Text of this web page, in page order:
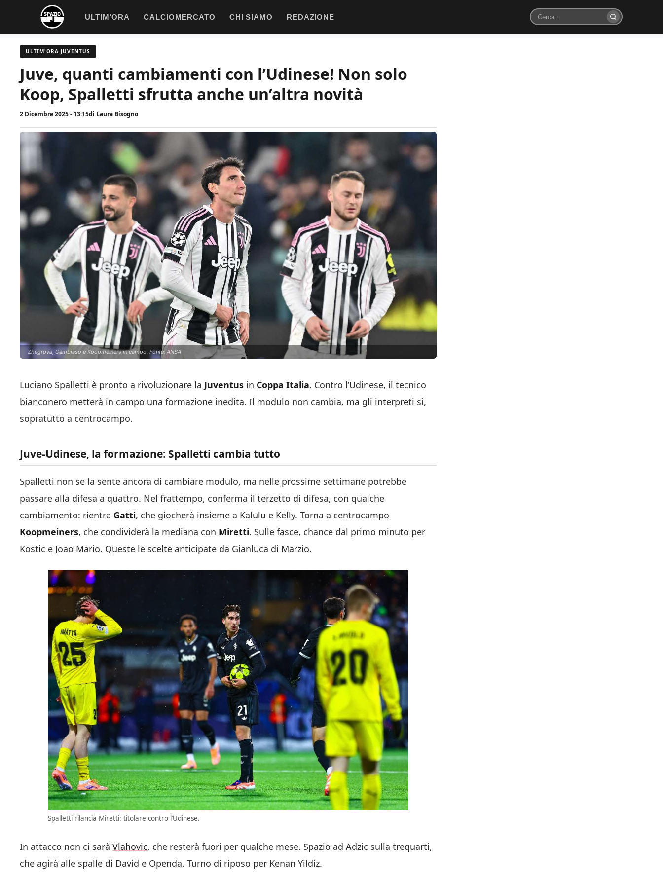
contenuto
ULTIM’ORA CALCIOMERCATO CHI SIAMO REDAZIONE
Cerca
ULTIM'ORA JUVENTUS
Juve, quanti cambiamenti con l’Udinese! Non solo
Koop, Spalletti sfrutta anche un’altra novità
2 Dicembre 2025 - 13:15di Laura Bisogno
Zhegrova, Cambiaso e Koopmeiners in campo. Fonte: ANSA
Luciano Spalletti è pronto a rivoluzionare la Juventus in Coppa Italia. Contro l’Udinese, il tecnico
bianconero metterà in campo una formazione inedita. Il modulo non cambia, ma gli interpreti si,
sopratutto a centrocampo.
Juve-Udinese, la formazione: Spalletti cambia tutto
Spalletti non se la sente ancora di cambiare modulo, ma nelle prossime settimane potrebbe
passare alla difesa a quattro. Nel frattempo, conferma il terzetto di difesa, con qualche
cambiamento: rientra Gatti, che giocherà insieme a Kalulu e Kelly. Torna a centrocampo
Koopmeiners, che condividerà la mediana con Miretti. Sulle fasce, chance dal primo minuto per
Kostic e Joao Mario. Queste le scelte anticipate da Gianluca di Marzio.
Spalletti rilancia Miretti: titolare contro l’Udinese.
In attacco non ci sarà Vlahovic, che resterà fuori per qualche mese. Spazio ad Adzic sulla trequarti,
che agirà alle spalle di David e Openda. Turno di riposo per Kenan Yildiz.